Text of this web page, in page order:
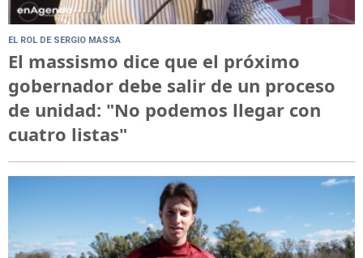
EL ROL DE SERGIO MASSA
El massismo dice que el próximo
gobernador debe salir de un proceso
de unidad: "No podemos llegar con
cuatro listas"